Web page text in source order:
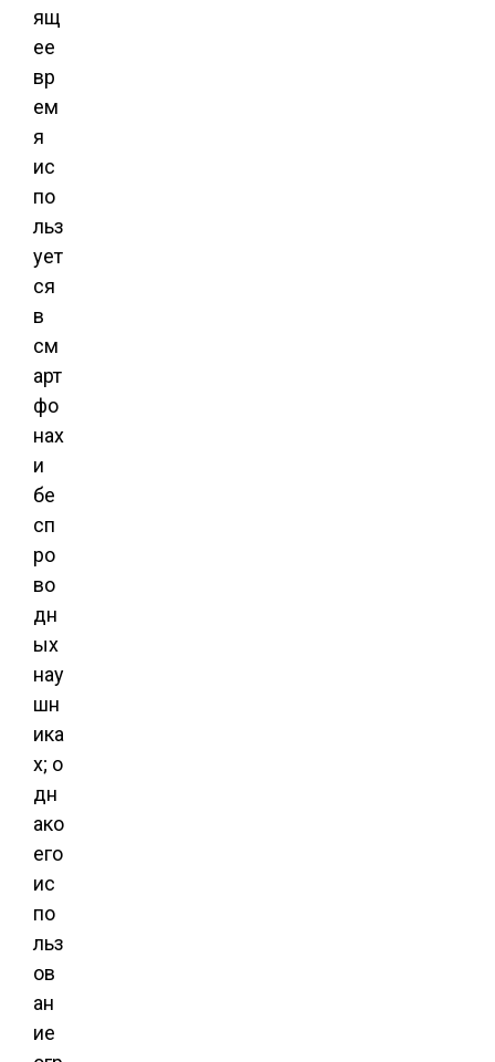
ящ
ее
вр
ем
я
ис
по
льз
ует
ся
в
см
арт
фо
нах
и
бе
сп
ро
во
дн
ых
нау
шн
ика
х; о
дн
ако
его
ис
по
льз
ов
ан
ие